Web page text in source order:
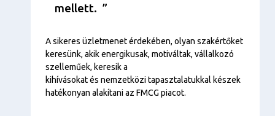
mellett.
A sikeres üzletmenet érdekében, olyan szakértőket
keresünk, akik energikusak, motiváltak, vállalkozó
szelleműek, keresik a
kihívásokat és nemzetközi tapasztalatukkal készek
hatékonyan alakítani az FMCG piacot.